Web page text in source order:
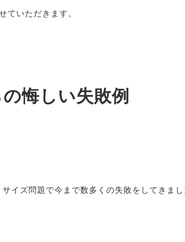
ていただきます。
悔しい失敗例
イズ問題で今まで数多くの失敗をしてきまし